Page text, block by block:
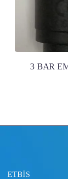
3 BAR
ETBİS